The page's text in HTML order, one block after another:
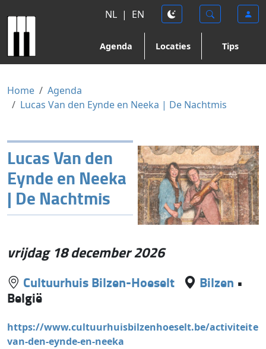
NL | EN
Agenda Locaties Tips
Home
Agenda
Lucas Van den Eynde en Neeka | De Nachtmis
Lucas Van den
Eynde en Neeka
| De Nachtmis
vrijdag 18 december 2026
Cultuurhuis Bilzen-Hoeselt Bilzen •
België
https://www.cultuurhuisbilzenhoeselt.be/
van-den-eynde-en-neeka